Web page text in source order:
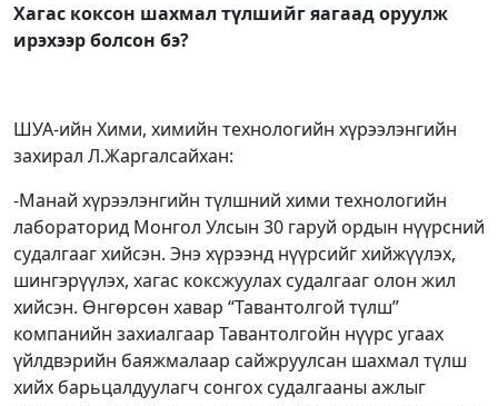
Хагас коксон шахмал түлшийг яагаад оруулж
ирэхээр болсон бэ?
ШУА-ийн Хими, химийн технологийн хүрээлэнгийн
захирал Л.Жаргалсайхан:
-Манай хүрээлэнгийн түлшний хими технологийн
лабораторид Монгол Улсын 30 гаруй ордын нүүрсний
судалгааг хийсэн. Энэ хүрээнд нүүрсийг хийжүүлэх,
шингэрүүлэх, хагас коксжуулах судалгааг олон жил
хийсэн. Өнгөрсөн хавар “Тавантолгой түлш”
компанийн захиалгаар Тавантолгойн нүүрс угаах
үйлдвэрийн баяжмалаар сайжруулсан шахмал түлш
хийх барьцалдуулагч сонгох судалгааны ажлыг